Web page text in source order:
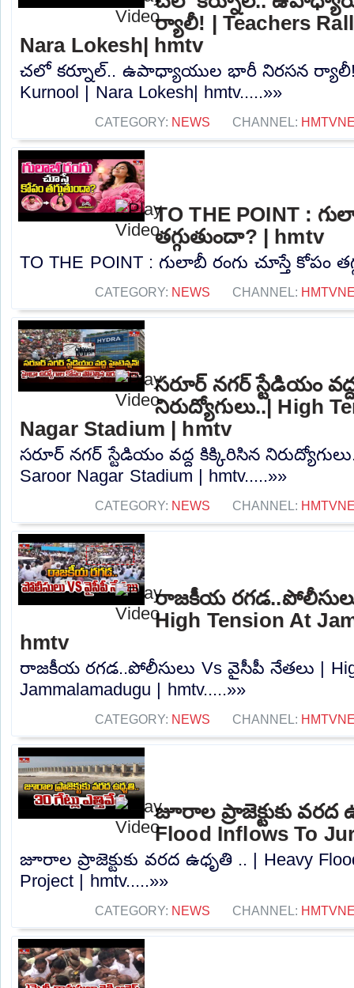
ర్యాలీ! | Teachers
Nara Lokesh| hmtv
చలో కర్నూల్.. ఉపాధ్యాయుల భారీ నిరసన ర్యాలీ! |
Kurnool | Nara Lokesh| hmtv.....»»
CATEGORY: NEWS CHANNEL:
TO THE POINT :
తగ్గుతుందా? | hmtv
TO THE POINT : గులాబీ రంగు చూస్తే కోపం
CATEGORY: NEWS CHANNEL:
సరూర్ నగర్ స్టేడియం
నిరుద్యోగులు..| High
Nagar Stadium | hmtv
సరూర్ నగర్ స్టేడియం వద్ద కిక్కిరిసిన
Saroor Nagar Stadium | hmtv.....»»
CATEGORY: NEWS CHANNEL:
రాజకీయ
High Tension At
hmtv
రాజకీయ రగడ..పోలీసులు Vs వైసీపీ నేతలు |
Jammalamadugu | hmtv.....»»
CATEGORY: NEWS CHANNEL:
జూరాల ప్రాజెక్టుకు వరద
Flood Inflows To
జూరాల ప్రాజెక్టుకు వరద ఉధృతి .. | Heavy
Project | hmtv.....»»
CATEGORY: NEWS CHANNEL: